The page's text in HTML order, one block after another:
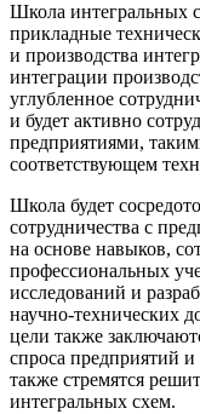
Школа интегральных
прикладные
и производства
интеграции
углубленное
и будет активно
предприятиями,
соответствующем
Школа будет
сотрудничества с
на основе навыков,
профессиональных
исследований и
научно-технических
цели также
спроса предприятий
также стремятся
интегральных схем.